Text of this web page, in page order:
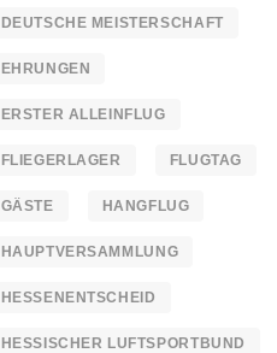
DEUTSCHE MEISTERSCHAFT
EHRUNGEN
ERSTER ALLEINFLUG
FLIEGERLAGER FLUGTAG
GÄSTE HANGFLUG
HAUPTVERSAMMLUNG
HESSENENTSCHEID
HESSISCHER LUFTSPORTBUND